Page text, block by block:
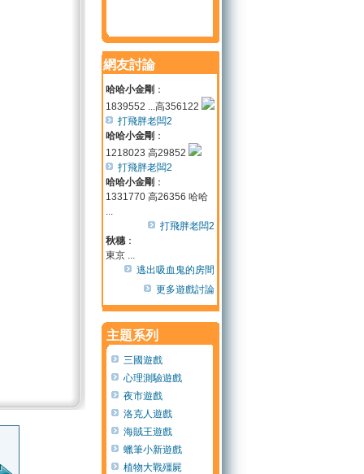
532分由
網友討論
哈哈小金剛 ：
1839552 ...高356122
打飛胖老闆2
哈哈小金剛 ：
1218023 高29852
打飛胖老闆2
哈哈小金剛 ：
1331770 高26356 哈哈
...
打飛胖老闆2
秋穗：
東京 ...
逃出吸血鬼的房間
更多遊戲討論
主題系列
三國遊戲
心理測驗遊戲
夜市遊戲
洛克人遊戲
海賊王遊戲
蠟筆小新遊戲
植物大戰殭屍